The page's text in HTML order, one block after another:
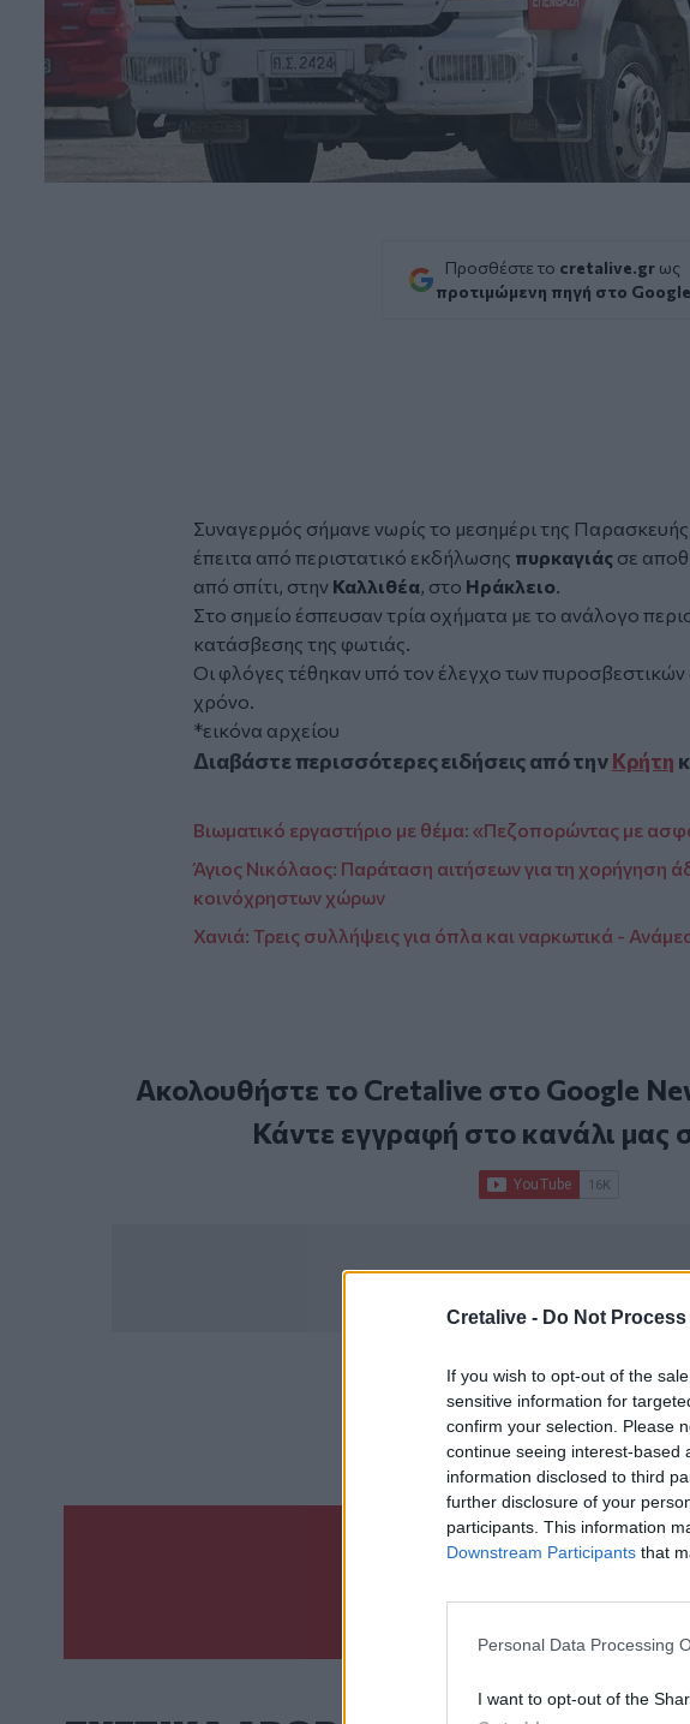
Cretalive - Do Not
If you wish to opt-out of the
sensitive information for
confirm your selection. Please
continue seeing interest-based
information disclosed to third
further disclosure of your
participants. This information
Downstream Participants that
Personal Data Processing
I want to opt-out of the
Προσθέστε το cretalive.gr ως
προτιμώμενη πηγή στο Google
Συναγερμός σήμανε νωρίς το μεσημέρι της
έπειτα από περιστατικό εκδήλωσης πυρκαγιάς σε
από σπίτι, στην Καλλιθέα, στο Ηράκλειο.
Στο σημείο έσπευσαν τρία οχήματα με το ανάλογο
κατάσβεσης της φωτιάς.
Οι φλόγες τέθηκαν υπό τον έλεγχο των
χρόνο.
*εικόνα αρχείου
Διαβάστε περισσότερες ειδήσεις από τηνΚρήτη
Βιωματικό εργαστήριο με θέμα: «Πεζοπορώντας με
Άγιος Νικόλαος: Παράταση αιτήσεων για τη χορήγηση
κοινόχρηστων χώρων
Χανιά: Τρεις συλλήψεις για όπλα και ναρκωτικά -
Ακολουθήστε το Cretalive στο Google
Κάντε εγγραφή στο κανάλι μας
ΣΧΕΤΙΚΆ TAGS
Πυρκαγιά
Φωτιά Καλλιθέα
Γίνε ο ρεπόρτερ του
ΣΤΕΊΛΕ ΤΗΝ ΕΊΔΗΣΗ